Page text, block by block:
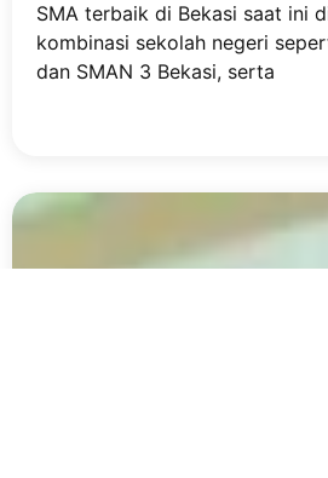
SMA terbaik di Bekasi saat ini
kombinasi sekolah negeri
dan SMAN 3 Bekasi, serta